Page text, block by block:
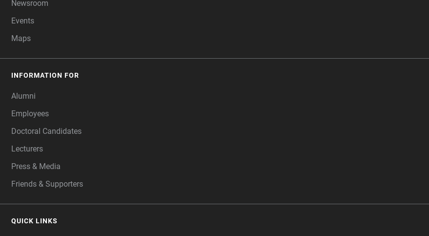
Newsroom
Events
Maps
INFORMATION FOR
Alumni
Employees
Doctoral Candidates
Lecturers
Press & Media
Friends & Supporters
QUICK LINKS